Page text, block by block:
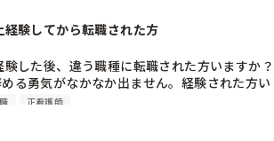
験してから転職された方
した後、違う職種に転職された方いますか？
る勇気がなかなか出ません。経験された方い
きたいです。
正看護師